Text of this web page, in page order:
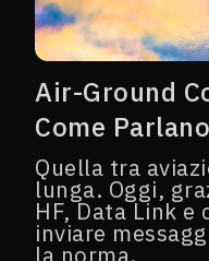
Air-Ground
Come
Quella tra
lunga. Oggi,
HF, Data Link e
inviare
la norma.